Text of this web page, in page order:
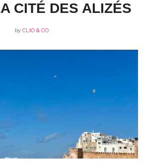
CITÉ DES ALIZÉS
by CLIO & CO